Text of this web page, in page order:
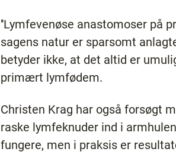
''Lymfevenøse anastomoser på
sagens natur er sparsomt
betyder ikke, at det altid er
primært lymfødem.
Christen Krag har også forsøgt
raske lymfeknuder ind i
fungere, men i praksis er